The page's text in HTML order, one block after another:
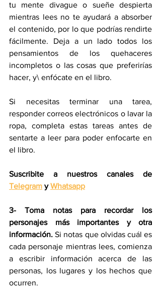
tu mente divague o sueñe despierta
mientras lees no te ayudará a absorber
el contenido, por lo que podrías rendirte
fácilmente. Deja a un lado todos los
pensamientos de los quehaceres
incompletos o las cosas que preferirías
hacer, y\ enfócate en el libro.
Si necesitas terminar una tarea,
responder correos electrónicos o lavar la
ropa, completa estas tareas antes de
sentarte a leer para poder enfocarte en
el libro.
Telegram y Whatsapp
3- Toma notas para recordar los
personajes más importantes y otra
información. Si notas que olvidas cuál es
cada personaje mientras lees, comienza
a escribir información acerca de las
personas, los lugares y los hechos que
ocurren.